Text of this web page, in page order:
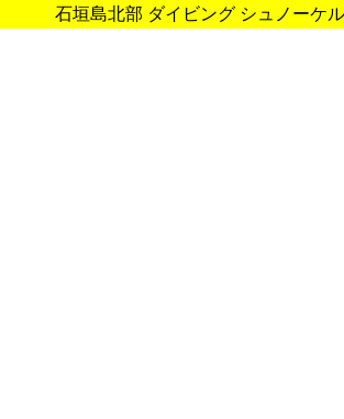
石垣島北部 ダイビング シュノーケ